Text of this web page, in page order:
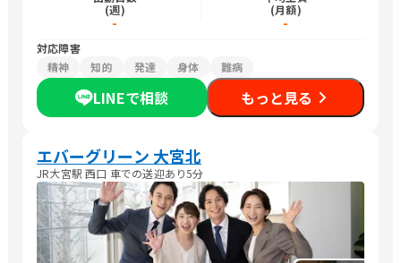
(週)
-
(月額)
-
対応障害
精神
知的 発達 身体 難病
LINEで相談 もっと見る
エバーグリーン 大宮北
JR大宮駅 西口 車での送迎あり5分